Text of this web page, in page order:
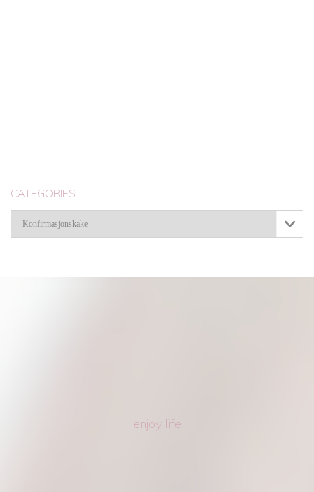
CATEGORIES

enjoy life